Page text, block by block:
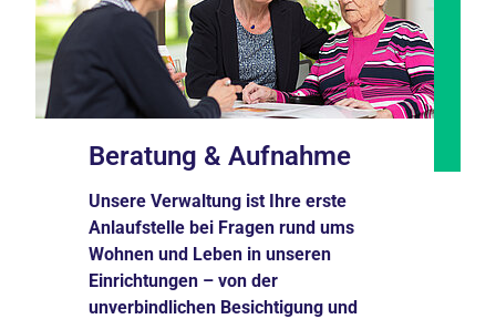
Beratung & Aufnahme
Unsere Verwaltung ist Ihre erste
Anlaufstelle bei Fragen rund ums
Wohnen und Leben in unseren
Einrichtungen – von der
unverbindlichen Besichtigung und